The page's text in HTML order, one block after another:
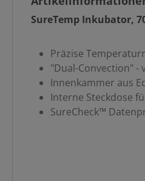
SureTemp Inkubator,
Präzise
"Dual-Convection" -
Innenkammer aus
Interne Steckdose
SureCheck™